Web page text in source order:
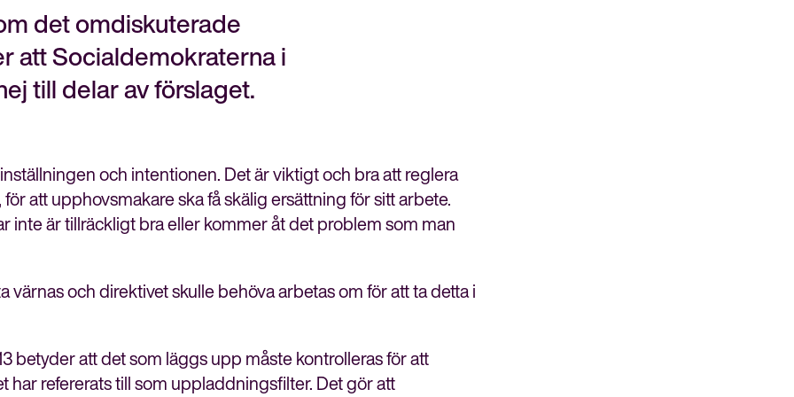
Stäng
det omdiskuterade
att Socialdemokraterna i
till delar av förslaget.
och intentionen. Det är viktigt och bra att reglera
att upphovsmakare ska få skälig ersättning för sitt arbete.
inte är tillräckligt bra eller kommer åt det problem som man
och direktivet skulle behöva arbetas om för att ta detta i
betyder att det som läggs upp måste kontrolleras för att
refererats till som uppladdningsfilter. Det gör att